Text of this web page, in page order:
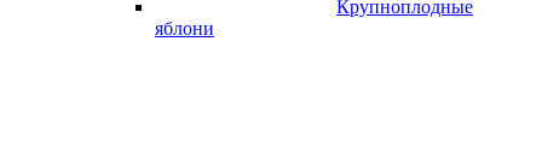
Крупноплодные
яблони